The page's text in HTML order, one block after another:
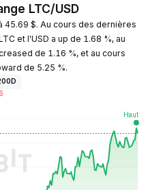
LTC/USD
45.69 $. Au cours des dernières
et l'USD a up de 1.68 %, au
de 1.16 %, et au cours
de 5.25 %.